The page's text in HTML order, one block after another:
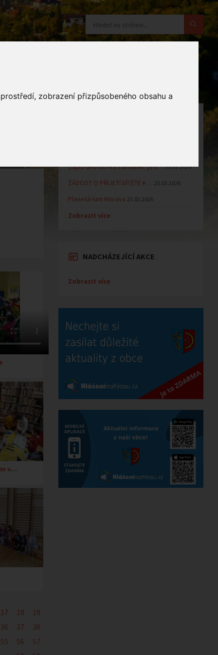
zobrazení přizpůsobeného obsahu a
v…
17 18
19
36 37
38
55 56
57
Zápis dětí do MŠ Zlámanec pro… 25.02.2026
ŽÁDOST O PŘIJETÍ DÍTĚTE K… 25.02.2026
Planetárium Morava 23.02.2026
Zobrazit více
NADCHÁZEJÍCÍ AKCE
Zobrazit více